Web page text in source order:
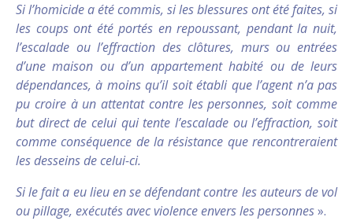
Si l’homicide a été commis, si les blessures ont été faites, si
les coups ont été portés en repoussant, pendant la nuit,
l’escalade ou l’effraction des clôtures, murs ou entrées
d’une maison ou d’un appartement habité ou de leurs
dépendances, à moins qu’il soit établi que l’agent n’a pas
pu croire à un attentat contre les personnes, soit comme
but direct de celui qui tente l’escalade ou l’effraction, soit
comme conséquence de la résistance que rencontreraient
les desseins de celui-ci.
Si le fait a eu lieu en se défendant contre les auteurs de vol
ou pillage, exécutés avec violence envers les personnes».